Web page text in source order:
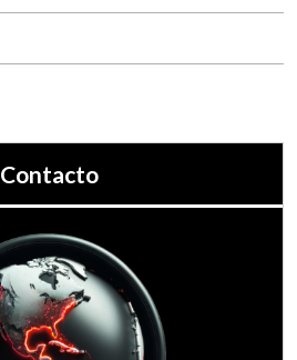
Contacto